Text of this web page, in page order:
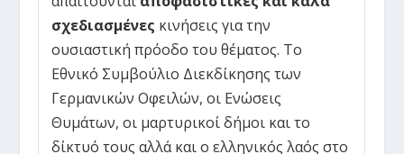
σχεδιασμένες κινήσεις για την
ουσιαστική πρόοδο του θέματος. Το
Εθνικό Συμβούλιο Διεκδίκησης των
Γερμανικών Οφειλών, οι Ενώσεις
Θυμάτων, οι μαρτυρικοί δήμοι και το
δίκτυό τους αλλά και ο ελληνικός λαός στο